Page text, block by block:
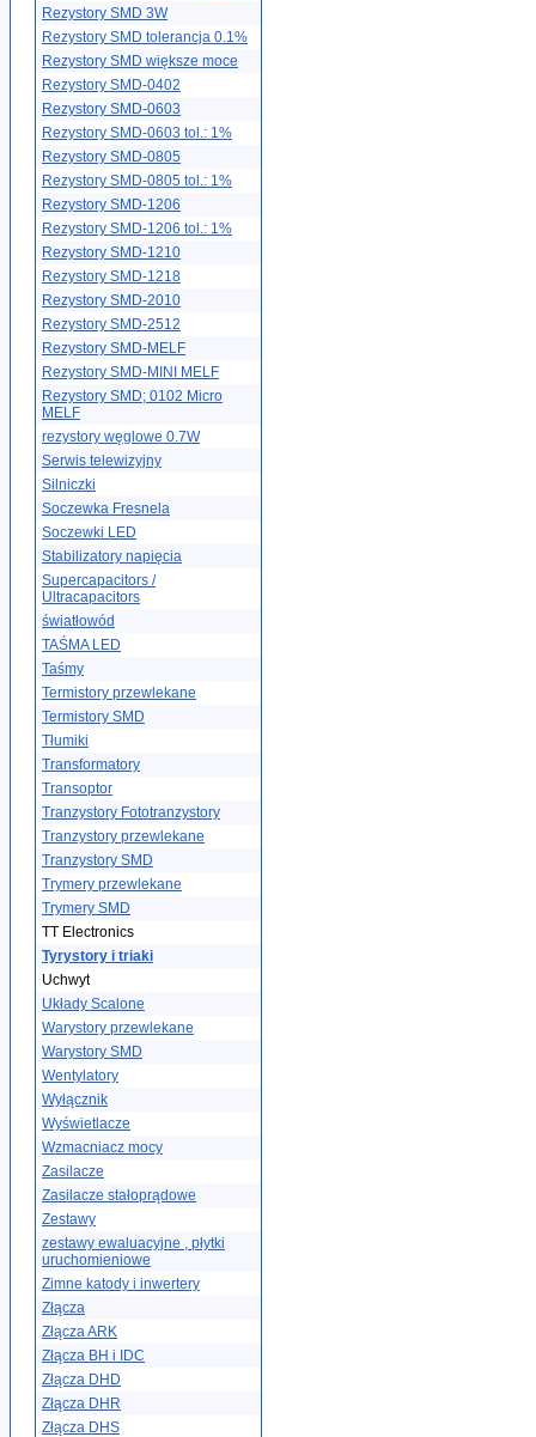
Rezystory SMD 3W
Rezystory SMD tolerancja 0.1%
Rezystory SMD większe moce
Rezystory SMD-0402
Rezystory SMD-0603
Rezystory SMD-0603 tol.: 1%
Rezystory SMD-0805
Rezystory SMD-0805 tol.: 1%
Rezystory SMD-1206
Rezystory SMD-1206 tol.: 1%
Rezystory SMD-1210
Rezystory SMD-1218
Rezystory SMD-2010
Rezystory SMD-2512
Rezystory SMD-MELF
Rezystory SMD-MINI MELF
Rezystory SMD; 0102 Micro
MELF
rezystory węglowe 0.7W
Serwis telewizyjny
Silniczki
Soczewka Fresnela
Soczewki LED
Stabilizatory napięcia
Supercapacitors /
Ultracapacitors
światłowód
TAŚMA LED
Taśmy
Termistory przewlekane
Termistory SMD
Tłumiki
Transformatory
Transoptor
Tranzystory Fototranzystory
Tranzystory przewlekane
Tranzystory SMD
Trymery przewlekane
Trymery SMD
TT Electronics
Tyrystory i triaki
Uchwyt
Układy Scalone
Warystory przewlekane
Warystory SMD
Wentylatory
Wyłącznik
Wyświetlacze
Wzmacniacz mocy
Zasilacze
Zasilacze stałoprądowe
Zestawy
zestawy ewaluacyjne , płytki
uruchomieniowe
Zimne katody i inwertery
Złącza
Złącza ARK
Złącza BH i IDC
Złącza DHD
Złącza DHR
Złącza DHS